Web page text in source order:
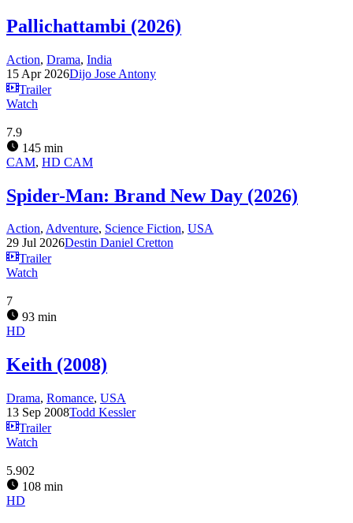
Pallichattambi (2026)
Action, Drama, India
15 Apr 2026Dijo Jose Antony
Trailer
Watch
7.9
145 min
CAM, HD CAM
Spider-Man: Brand New Day (2026)
Action, Adventure, Science Fiction, USA
29 Jul 2026Destin Daniel Cretton
Trailer
Watch
7
93 min
HD
Keith (2008)
Drama, Romance, USA
13 Sep 2008Todd Kessler
Trailer
Watch
5.902
108 min
HD